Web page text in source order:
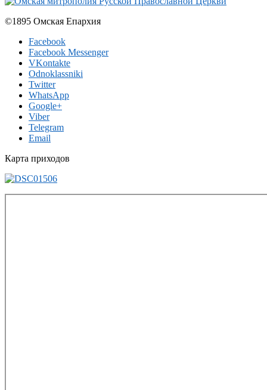
©1895 Омская Епархия
Facebook
Facebook Messenger
VKontakte
Odnoklassniki
Twitter
WhatsApp
Google+
Viber
Telegram
Email
Карта приходов